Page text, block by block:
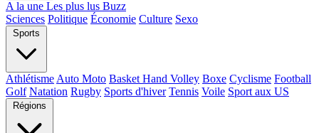
A la une Les plus lus Buzz
Sciences Politique Économie Culture Sexo
Sports
Athlétisme Auto Moto Basket Hand Volley Boxe Cyclisme Football
Golf Natation Rugby Sports d'hiver Tennis Voile Sport aux US
Régions